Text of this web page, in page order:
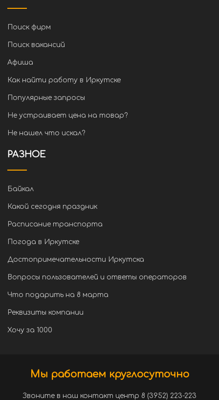
Поиск фирм
Поиск вакансий
Афиша
Как найти работу в Иркутске
Популярные запросы
Не устраивает цена на товар?
Не нашел что искал?
РАЗНОЕ
Байкал
Какой сегодня праздник
Расписание транспорта
Погода в Иркутске
Достопримечательности Иркутска
Вопросы пользователей и ответы операторов
Что подарить на 8 марта
Реквизиты компании
Хочу за 1000
Мы работаем круглосуточно
Звоните в наш контакт центр 8 (3952) 223-223